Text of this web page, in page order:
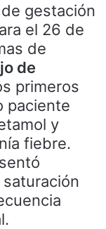
gestación
el 26 de
de
de
primeros
paciente
y
fiebre.